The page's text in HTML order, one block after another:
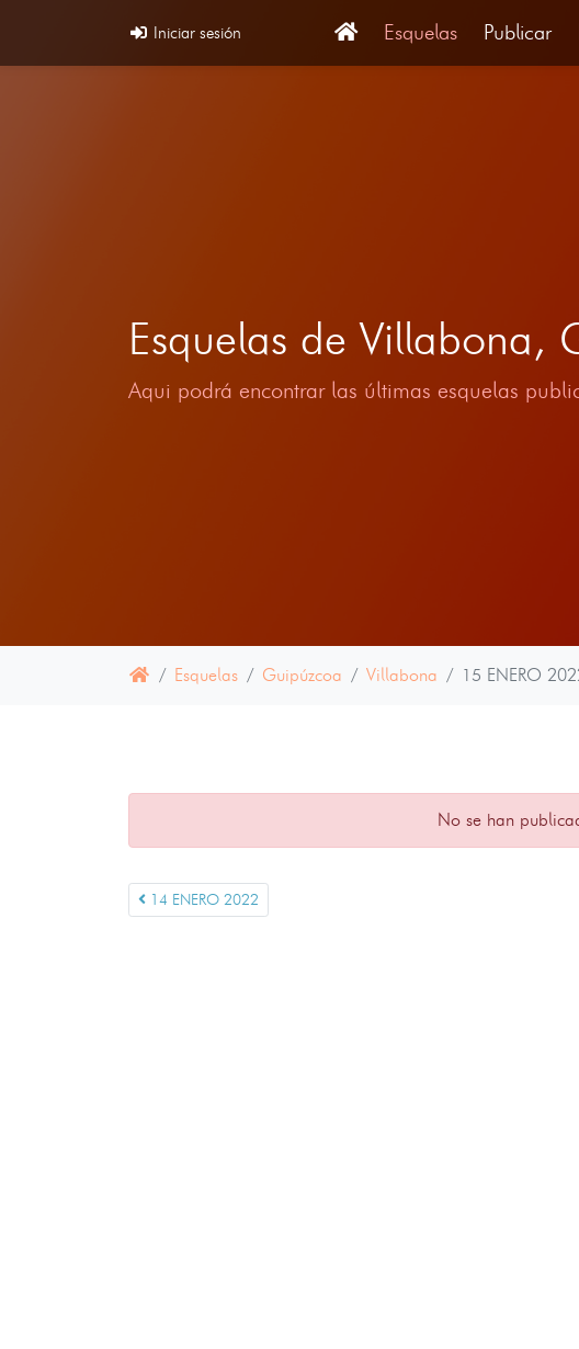
Iniciar sesión Esquelas Publicar
Esquelas de Villabona,
Aqui podrá encontrar las últimas esquelas
Esquelas Guipúzcoa Villabona 15 ENERO
No se han
14 ENERO 2022